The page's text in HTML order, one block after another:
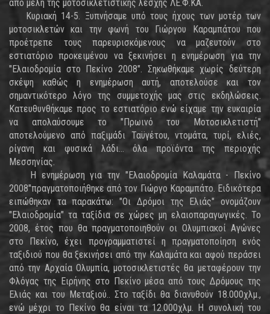
από μέλη της μοτοσικλετιστικής λέσχης ΛΕ.Φ.ΚΑ.
Κυριακή 14-5. Ξυπνήσαμε υπό τους ήχους των μοτέρ των
μοτοσικλετών και την φωνή του Γιώργου Καραμπάτου που
προέτρεπε τους παρευρισκόμενους να μαζευτούν στο
εστιατόριο προκειμένου να ξεκινήσει η ενημέρωση για την
"Ελαιοδρομία στο Πεκίνο 2008". Σηκωθήκαμε χωρίς δεύτερη
σκέψη καθώς η ενημέρωση αυτή, αποτελούσε και τον
σημαντικότερο λόγο της συμμετοχής μας στις εκδηλώσεις.
Κατευθυνθήκαμε προς το εστιατόριο ενώ είχαμε την ευκαιρία
να απολαύσουμε το "Πρωινό του Μοτοσικλετιστή"
αποτελούμενο από παξιμάδι Ταϋγέτου, ντομάτα, τυρί, ελιές,
ρίγανη και φυσικά λάδι... όλα προϊόντα της περιοχής
Μεσσηνίας.
Η ενημέρωση για την "Ελαιοδρομία Καλαμάτα - Πεκίνο
2008"πραγματοποιήθηκε από τον Γιώργο Καραμπάτο. Ειδικότερα
ειπώθηκαν τα παρακάτω: "Οι Δρόμοι της Ελιάς" ονομάζουν
"Ελαιοδρομία" τα ταξίδια σε χώρες μη ελαιοπαραγωγικές. Το
2008, έτος που θα πραγματοποιηθούν οι Ολυμπιακοί Αγώνες
στο Πεκίνο, έχει προγραμματιστεί η πραγματοποίηση ενός
ταξιδιού που θα ξεκινήσει από την Καλαμάτα και αφού περάσει
από την Αρχαία Ολυμπία, μοτοσικλετιστές θα μεταφέρουν την
Φλόγας της Ειρήνης στο Πεκίνο μέσα από τους Δρόμους της
Ελιάς και του Μεταξιού.. Στο ταξίδι θα διανυθούν 18.000χλμ.,
ενώ μέχρι το Πεκίνο θα είναι τα 12.000χλμ. Η συνολική του